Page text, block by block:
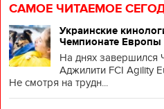
САМОЕ ЧИТАЕМОЕ
Украинские
Чемпионате
На днях завершился
Аджилити FCI Agility
Не смотря на трудн...